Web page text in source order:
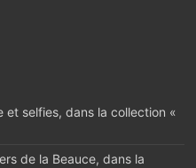
et selfies, dans la collection «
de la Beauce, dans la